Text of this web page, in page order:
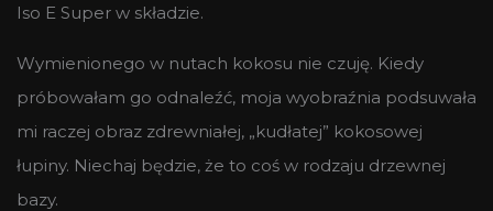
Iso E Super w składzie.
Wymienionego w nutach kokosu nie czuję. Kiedy
próbowałam go odnaleźć, moja wyobraźnia podsuwała
mi raczej obraz zdrewniałej, „kudłatej” kokosowej
łupiny. Niechaj będzie, że to coś w rodzaju drzewnej
bazy.